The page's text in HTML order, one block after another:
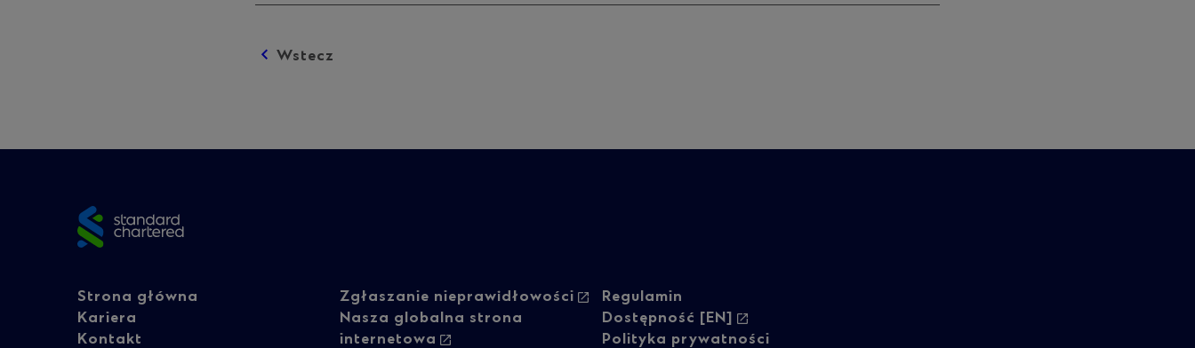
Wstecz
footer
Footer
Strona główna
Kariera
Kontakt
Footer
Zgłaszanie nieprawidłowości
Nasza globalna strona
internetowa
Footer
Regulamin
Dostępność [EN]
Polityka prywatności